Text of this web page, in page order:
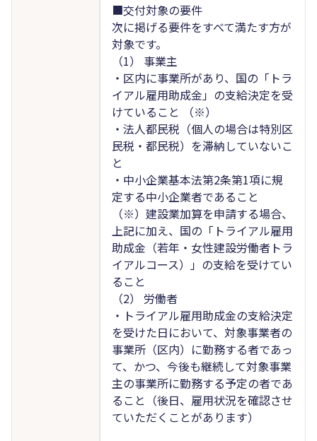
■交付対象の要件
次に掲げる要件をすべて満たす方が
対象です。
（1） 事業主
・区内に事業所があり、国の「トラ
イアル雇用助成金」の支給決定を受
けていること （※）
・法人都民税（個人の場合は特別区
民税・都民税）を滞納していないこ
と
・中小企業基本法第2条第1項に規
定する中小企業者であること
（※）建設業加算を申請する場合、
上記に加え、国の「トライアル雇用
助成金（若年・女性建設労働者トラ
イアルコース）」の支給を受けてい
ること
（2） 労働者
・トライアル雇用助成金の支給決定
を受けた日において、対象事業者の
事業所（区内）に勤務する者であっ
て、かつ、今後も継続して対象事業
主の事業所に勤務する予定の者であ
ること（後日、雇用状況を確認させ
ていただくことがあります）